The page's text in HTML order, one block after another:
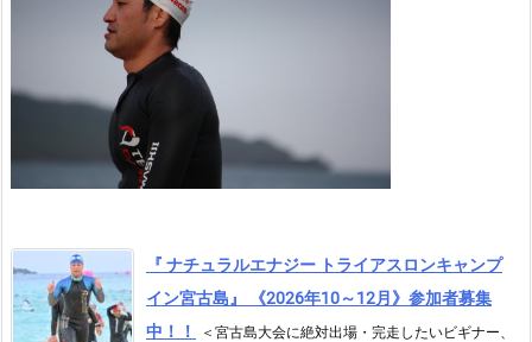
『 ナチュラルエナジー トライアスロンキャンプ
イン宮古島』 《2026年10～12月》参加者募集
中！！
＜宮古島大会に絶対出場・完走したいビギナー、